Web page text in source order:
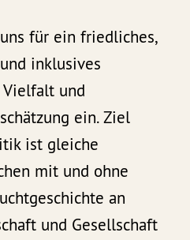
für ein friedliches,
inklusives
Vielfalt und
ein. Ziel
ist gleiche
mit und ohne
an
und Gesellschaft